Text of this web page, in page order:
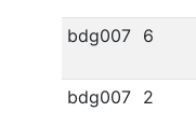
bdg007 6
bdg007 2